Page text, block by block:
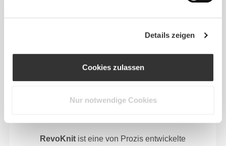
Details zeigen
Cookies zulassen
Nur notwendige Cookies
RevoKnit ist eine von Prozis entwickelte